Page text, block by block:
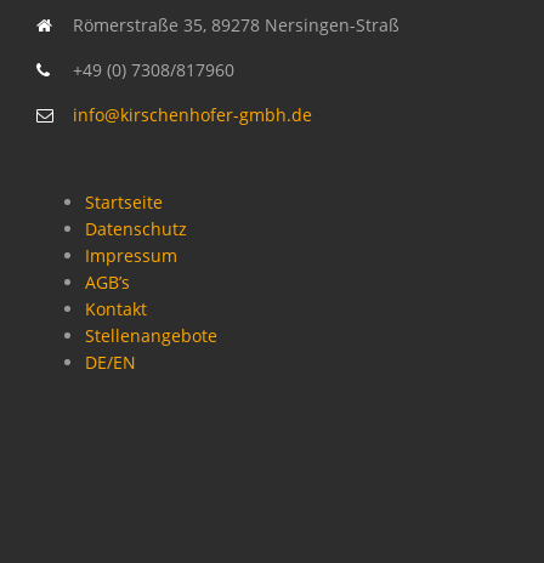
Römerstraße 35, 89278 Nersingen-Straß
+49 (0) 7308/817960
info@kirschenhofer-gmbh.de
Startseite
Datenschutz
Impressum
AGB’s
Kontakt
Stellenangebote
DE/EN